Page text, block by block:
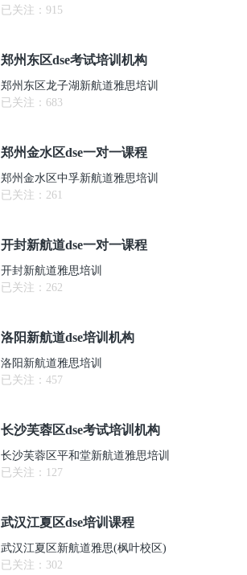
已关注： 915
郑州东区dse考试培训机构
郑州东区龙子湖新航道雅思培训
已关注： 683
郑州金水区dse一对一课程
郑州金水区中孚新航道雅思培训
已关注： 261
开封新航道dse一对一课程
开封新航道雅思培训
已关注： 262
洛阳新航道dse培训机构
洛阳新航道雅思培训
已关注： 457
长沙芙蓉区dse考试培训机构
长沙芙蓉区平和堂新航道雅思培训
已关注： 127
武汉江夏区dse培训课程
武汉江夏区新航道雅思(枫叶校区)
已关注： 302